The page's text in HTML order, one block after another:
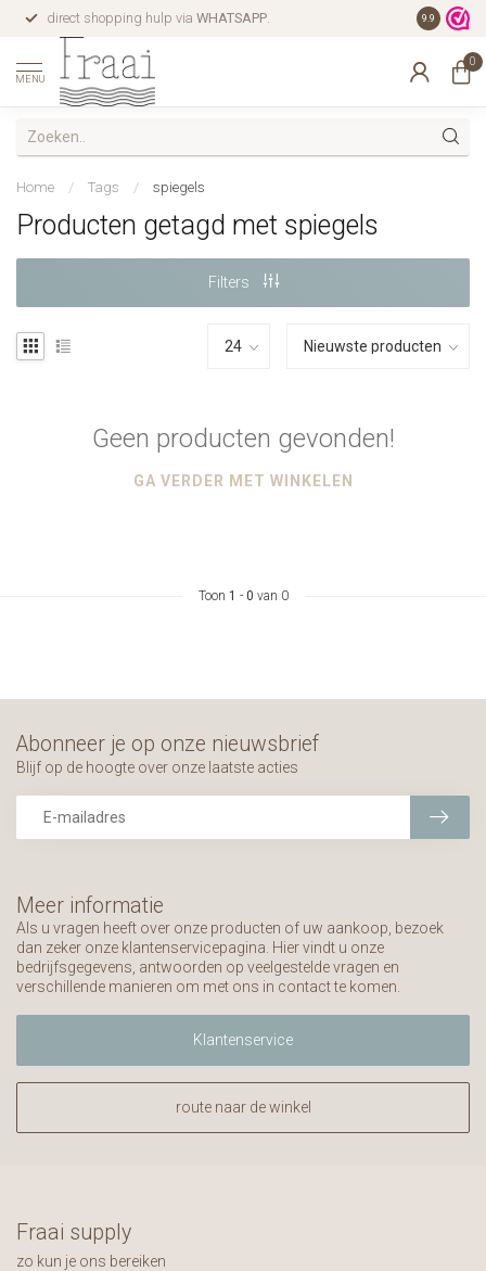
direct shopping hulp via WHATSAPP. gratis
9.9
MENU
0
Home / Tags / spiegels
Producten getagd met spiegels
Filters
Geen producten gevonden!
GA VERDER MET WINKELEN
Toon 1 - 0 van 0
Meer informatie
Als u vragen heeft over onze producten of uw aankoop, bezoek
dan zeker onze klantenservicepagina. Hier vindt u onze
bedrijfsgegevens, antwoorden op veelgestelde vragen en
verschillende manieren om met ons in contact te komen.
Klantenservice
route naar de winkel
Abonneer je op onze nieuwsbrief
Blijf op de hoogte over onze laatste acties
Fraai supply
zo kun je ons bereiken